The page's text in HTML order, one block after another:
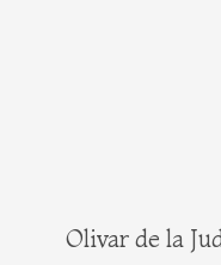
Olivar de la